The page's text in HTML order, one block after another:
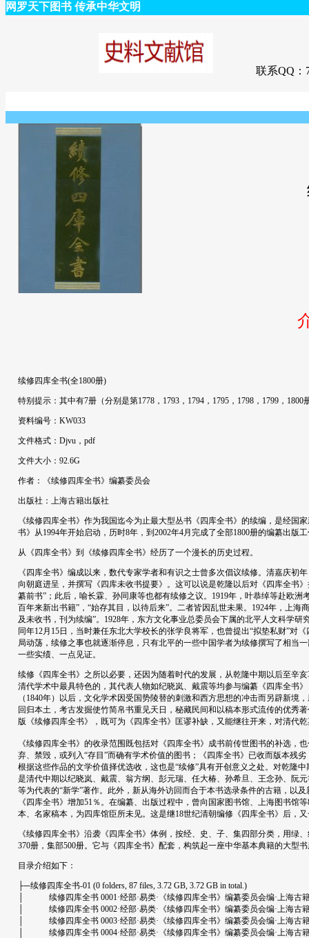
网罗天下图书 传承中华文明
联系QQ：
续修四库全书(全1800册)
特别提示：其中有7册（分别是第1778，1793，1794，1795，1798，1799，
资料编号：KW033
文件格式：Djvu，pdf
文件大小：92.6G
作者：《续修四库全书》编纂委员会
出版社：上海古籍出版社
《续修四库全书》作为我国迄今为止最大型丛书《四库全书》的续编，是经
书》从1994年开始启动，历时8年，到2002年4月完成了全部1800册的编纂出版
从《四库全书》到《续修四库全书》经历了一个漫长的历史过程。
《四库全书》编成以来，数代专家学者和有识之士曾多次倡议续修。清嘉庆
向朝庭进呈，并撰写《四库未收书提要》。这可以说是乾隆以后对《四库全书
纂前书”；此后，喻长霖、孙同康等也都有续修之议。1919年，叶恭绰等赴欧
百年来新出书籍”，“始存其目，以待后来”。二者皆因乱世未果。1924年，上
及未收书，刊为续编”。1928年，东方文化事业总委员会下属的北平人文科学
同年12月15日，当时兼任东北大学校长的张学良将军，也曾提出“拟垫私财”
局动荡，续修之事也就逐渐停息，只有北平的一些中国学者为续修撰写了相当
一些实绩、一点见证。
续修《四库全书》之所以必要，还因为随着时代的发展，从乾隆中期以后至辛
清代学术中最具特色的，其代表人物如纪晓岚、戴震等均参与编纂《四库全书
（1840年）以后，文化学术因受国势陵替的刺激和西方思想的冲击而另辟新
回归本土，考古发掘使竹简帛书重见天日，秘藏民间和以稿本形式流传的优秀
版《续修四库全书》，既可为《四库全书》匡谬补缺，又能继往开来，对清代
《续修四库全书》的收录范围既包括对《四库全书》成书前传世图书的补选
弃、禁毁，或列入“存目”而确有学术价值的图书；《四库全书》已收而版本残
根据这些作品的文学价值择优选收，这也是“续修”具有开创意义之处。对乾隆
是清代中期以纪晓岚、戴震、翁方纲、彭元瑞、任大椿、孙希旦、王念孙、阮
等为代表的“新学”著作。此外，新从海外访回而合于本书选录条件的古籍，以
《四库全书》增加51％。在编纂、出版过程中，曾向国家图书馆、上海图书
本、名家稿本，为四库馆臣所未见。这是继18世纪清朝编修《四库全书》后，
《续修四库全书》沿袭《四库全书》体例，按经、史、子、集四部分类，用绿
370册，集部500册。它与《四库全书》配套，构筑起一座中华基本典籍的大型
目录介绍如下：
├─续修四库全书-01 (0 folders, 87 files, 3.72 GB, 3.72 GB in total.)
│ 续修四库全书 0001·经部·易类·《续修四库全书》编纂委员会编·上海古
│ 续修四库全书 0002·经部·易类·《续修四库全书》编纂委员会编·上海古
│ 续修四库全书 0003·经部·易类·《续修四库全书》编纂委员会编·上海古
│ 续修四库全书 0004·经部·易类·《续修四库全书》编纂委员会编·上海古